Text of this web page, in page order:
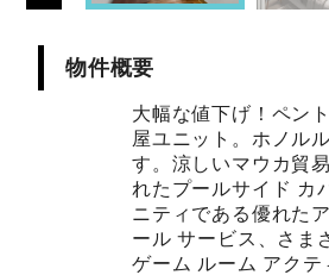
物件概要
大幅な値下げ！ペン
屋ユニット。ホノル
す。涼しいマウカ貿
れたプールサイド カ
ニティである優れた
ール サービス、さま
ゲーム ルーム アク